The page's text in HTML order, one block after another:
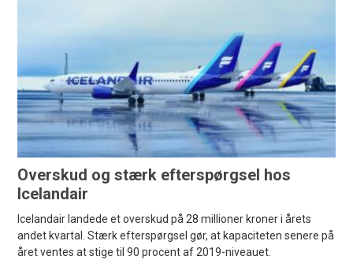
Overskud og stærk efterspørgsel hos
Icelandair
Icelandair landede et overskud på 28 millioner kroner i årets
andet kvartal. Stærk efterspørgsel gør, at kapaciteten senere på
året ventes at stige til 90 procent af 2019-niveauet.